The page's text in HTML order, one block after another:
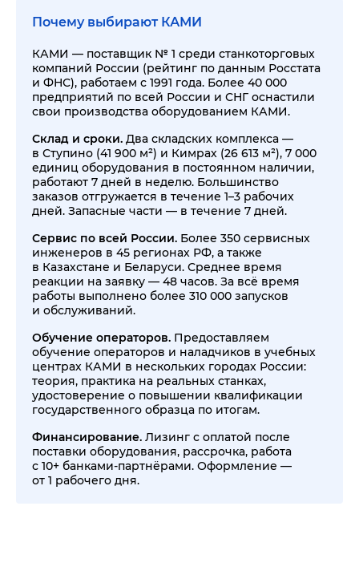
Почему выбирают КАМИ
КАМИ — поставщик № 1 среди станкоторговых
компаний России (рейтинг по данным Росстата
и ФНС), работаем с 1991 года. Более 40 000
предприятий по всей России и СНГ оснастили
свои производства оборудованием КАМИ.
Склад и сроки. Два складских комплекса —
в Ступино (41 900 м²) и Кимрах (26 613 м²), 7 000
единиц оборудования в постоянном наличии,
работают 7 дней в неделю. Большинство
заказов отгружается в течение 1–3 рабочих
дней. Запасные части — в течение 7 дней.
Сервис по всей России. Более 350 сервисных
инженеров в 45 регионах РФ, а также
в Казахстане и Беларуси. Среднее время
реакции на заявку — 48 часов. За всё время
работы выполнено более 310 000 запусков
и обслуживаний.
Обучение операторов. Предоставляем
обучение операторов и наладчиков в учебных
центрах КАМИ в нескольких городах России:
теория, практика на реальных станках,
удостоверение о повышении квалификации
государственного образца по итогам.
Финансирование. Лизинг с оплатой после
поставки оборудования, рассрочка, работа
с 10+ банками-партнёрами. Оформление —
от 1 рабочего дня.